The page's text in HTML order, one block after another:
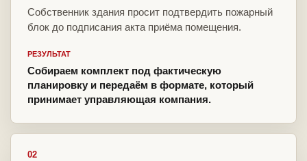
Собственник здания просит подтвердить пожарный
блок до подписания акта приёма помещения.
РЕЗУЛЬТАТ
Собираем комплект под фактическую
планировку и передаём в формате, который
принимает управляющая компания.
02